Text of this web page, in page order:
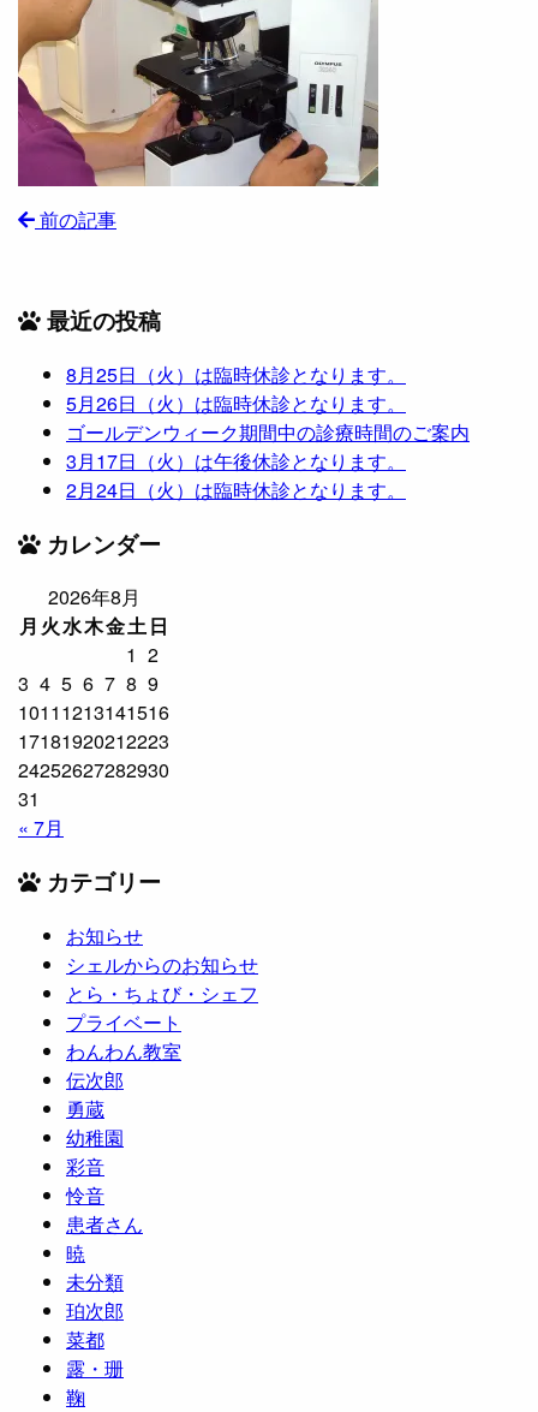
前の記事
最近の投稿
8月25日（火）は臨時休診となります。
5月26日（火）は臨時休診となります。
ゴールデンウィーク期間中の診療時間のご案内
3月17日（火）は午後休診となります。
2月24日（火）は臨時休診となります。
カレンダー
2026年8月
月 火水木金土日
1 2
3 4 5 6 7 8 9
10111213141516
17181920212223
24252627282930
31
« 7月
カテゴリー
お知らせ
シェルからのお知らせ
とら・ちょび・シェフ
プライベート
わんわん教室
伝次郎
勇蔵
幼稚園
彩音
怜音
患者さん
暁
未分類
珀次郎
菜都
露・珊
鞠